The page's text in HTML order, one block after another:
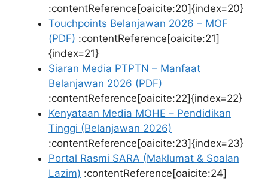
:contentReference[oaicite:20]{index=20}
Touchpoints Belanjawan 2026 – MOF
(PDF) :contentReference[oaicite:21]
{index=21}
Siaran Media PTPTN – Manfaat
Belanjawan 2026 (PDF)
:contentReference[oaicite:22]{index=22}
Kenyataan Media MOHE – Pendidikan
Tinggi (Belanjawan 2026)
:contentReference[oaicite:23]{index=23}
Portal Rasmi SARA (Maklumat & Soalan
Lazim) :contentReference[oaicite:24]